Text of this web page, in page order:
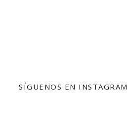
SÍGUENOS EN INSTAGRAM